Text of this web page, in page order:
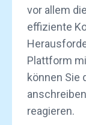
vor allem
effiziente
Plattform
können Sie
reagieren.